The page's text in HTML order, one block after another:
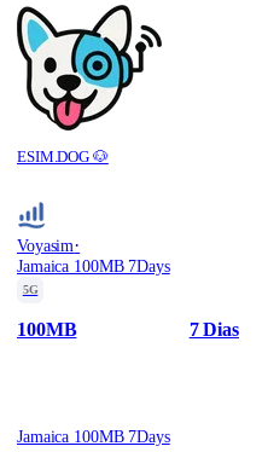
ESIM.DOG 🐶
Voyasim·
Jamaica 100MB 7Days
5G
100MB 7 Dias
Jamaica 100MB 7Days